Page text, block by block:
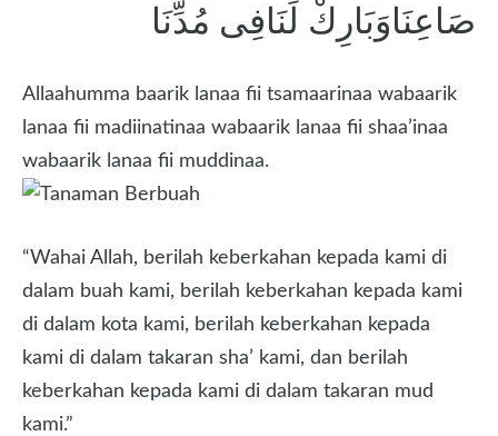
صَاعِنَاوَبَارِكْ لَنَافِى مُدِّنَا
Allaahumma baarik lanaa fii tsamaarinaa wabaarik
lanaa fii madiinatinaa wabaarik lanaa fii shaa’inaa
wabaarik lanaa fii muddinaa.
“Wahai Allah, berilah keberkahan kepada kami di
dalam buah kami, berilah keberkahan kepada kami
di dalam kota kami, berilah keberkahan kepada
kami di dalam takaran sha’ kami, dan berilah
keberkahan kepada kami di dalam takaran mud
kami.”